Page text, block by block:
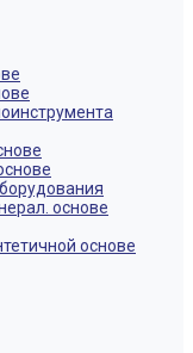
основе
основе